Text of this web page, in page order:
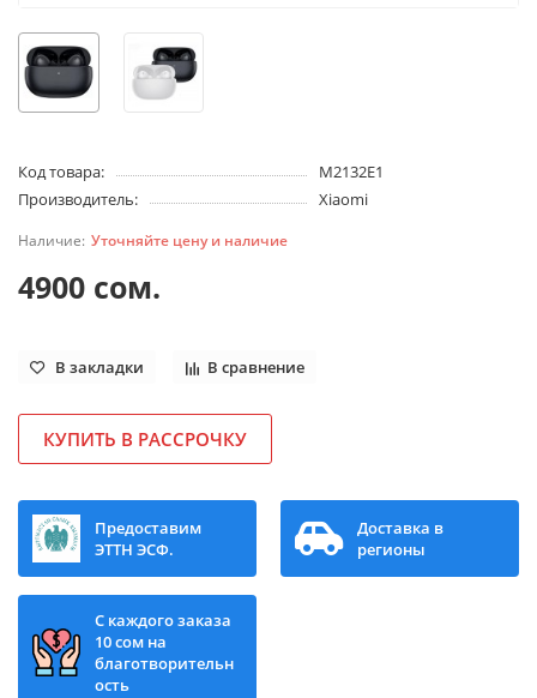
Код товара:
M2132E1
Производитель:
Xiaomi
Уточняйте цену и наличие
4900 сом.
В закладки В сравнение
КУПИТЬ В РАССРОЧКУ
Предоставим
ЭТТН ЭСФ.
Доставка в
регионы
С каждого заказа
10 сом на
благотворительн
ость